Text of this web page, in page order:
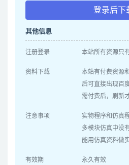
登录后下
其他信息
注册登录 本站所有资源只
资料下载
本站有付费资源
后可直接出现百
需付费后，刷新
注意事项
实物程序和仿真
多模块仿真中没
能用仿真资料做
有效期 永久有效